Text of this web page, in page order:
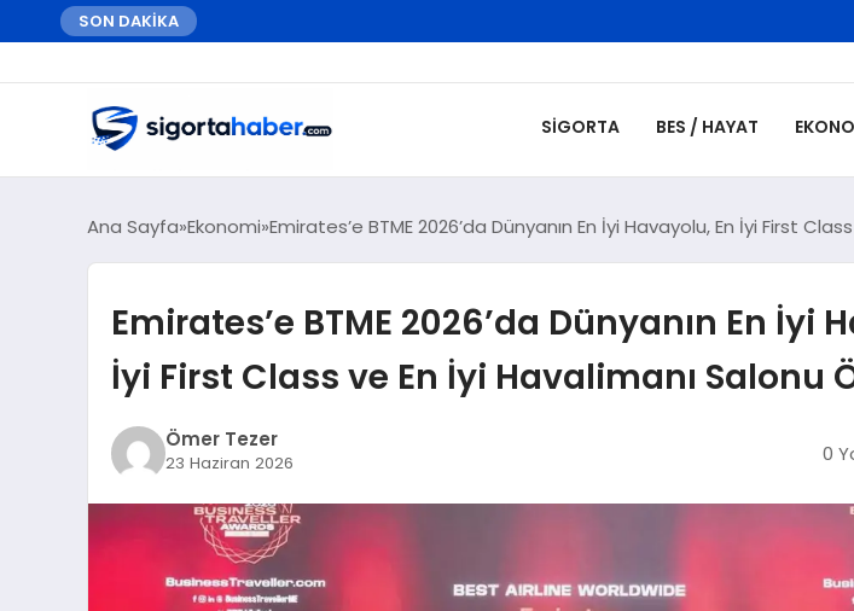
SON DAKİKA
SIGORTA BES / HAYAT
Ana Sayfa Ekonomi Emirates’e BTME 2026’da Dünyanın En İyi Havayolu, En İyi First
Emirates’e BTME 2026’da Dünyanın En İyi
İyi First Class ve En İyi Havalimanı Salonu
Ömer Tezer
23 Haziran 2026 0